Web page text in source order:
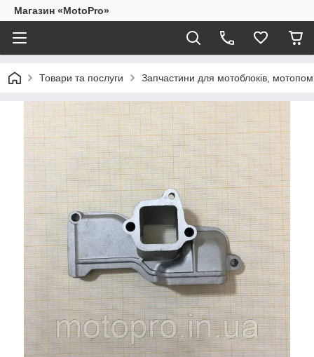
Магазин «MotoPro»
Товари та послуги Запчастини для мотоблоків,